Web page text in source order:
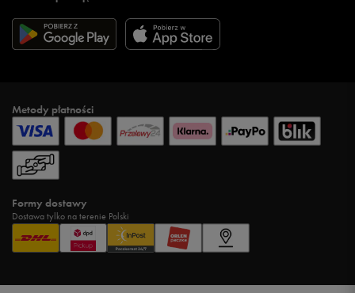
Metody płatności
Formy dostawy
Dostawa tylko na terenie Polski